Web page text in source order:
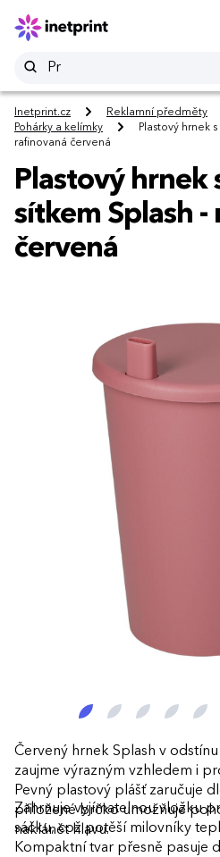
Inetprint.cz Reklamní předměty
Pohárky a kelímky
Plastový hrnek
rafinovaná červená
Plastový hrnek
sítkem Splash -
červená
Červený hrnek Splash v
zaujme výrazným vzhledem i
Pevný plastový plášť zaručuje
přiložené brčko umožňuje
naklánět hlavu.
Zahrnuje vyjímatelnou vložku
sáčku, což potěší milovníky
Kompaktní tvar přesně pasuje